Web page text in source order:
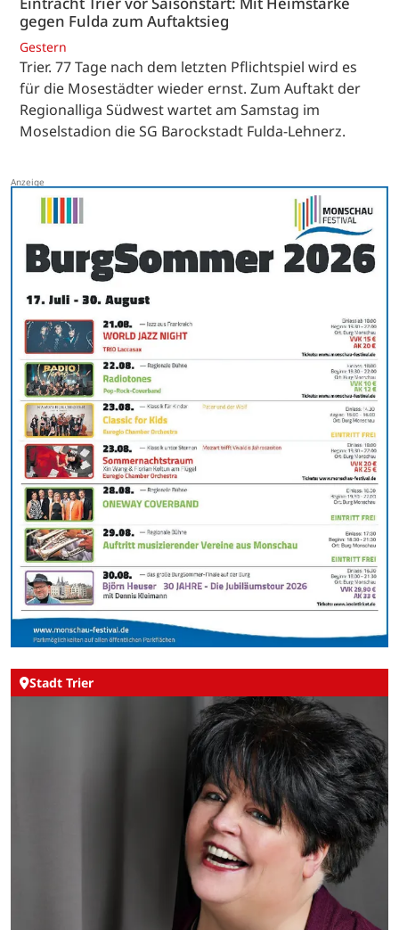
gegen Fulda zum Auftaktsieg
Gestern
Trier. 77 Tage nach dem letzten Pflichtspiel wird es
für die Mosestädter wieder ernst. Zum Auftakt der
Regionalliga Südwest wartet am Samstag im
Moselstadion die SG Barockstadt Fulda-Lehnerz.
Stadt Trier